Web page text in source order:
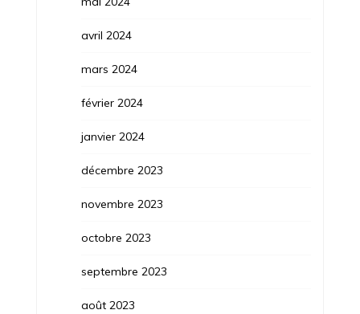
avril 2024
mars 2024
février 2024
janvier 2024
décembre 2023
novembre 2023
octobre 2023
septembre 2023
août 2023